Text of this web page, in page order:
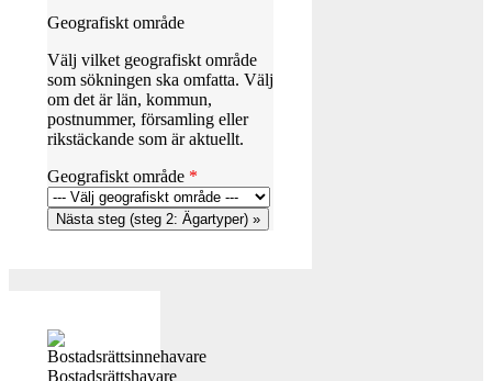
Geografiskt område
Välj vilket geografiskt område
som sökningen ska omfatta. Välj
om det är län, kommun,
postnummer, församling eller
rikstäckande som är aktuellt.
Geografiskt område *